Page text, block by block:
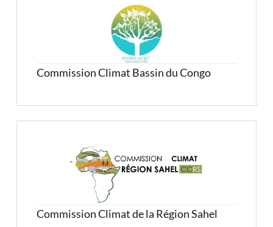
Commission Climat Bassin du Congo
Commission Climat de la Région Sahel